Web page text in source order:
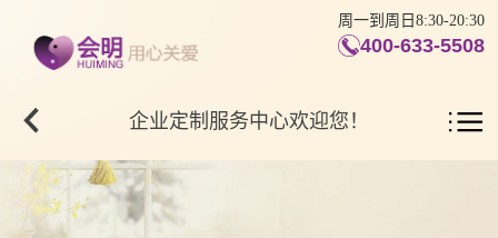
周一到周日8:30-20:30
400-633-5508
企业定制服务中心欢迎您！